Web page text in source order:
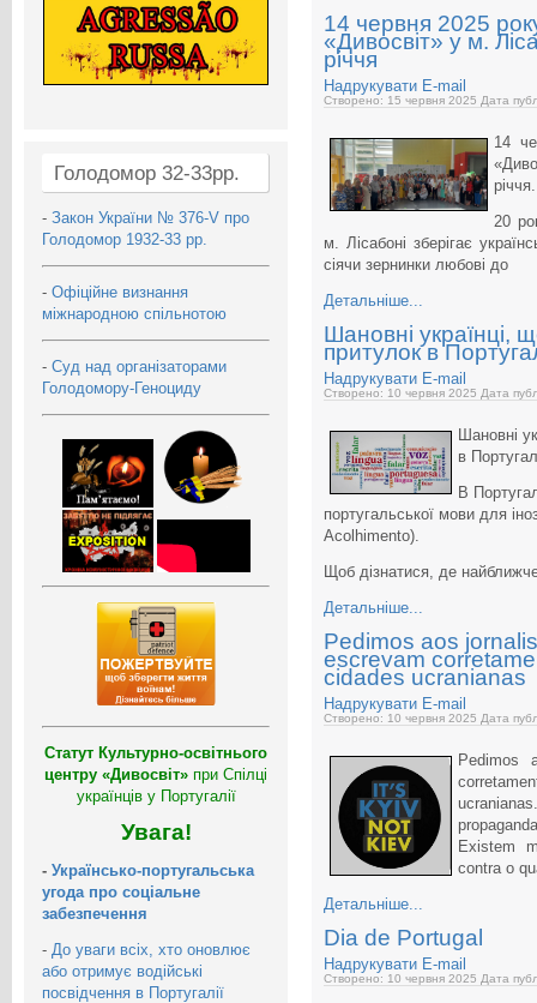
Голодомор 32-33рр.
- Закон України № 376-V про
Голодомор 1932-33 рр.
- Офіційне визнання
міжнародною спільнотою
- Суд над організаторами
Голодомору-Геноциду
Статут Культурно-освітнього
центру «Дивосвіт» при Спілці
українців у Португалії
Увага!
- Українсько-португальська
угода про соціальне
забезпечення
- До уваги всіх, хто оновлює
або отримує водійські
посвідчення в Португалії
14 червня 2025
«Дивосвіт» у м.
річчя
Надрукувати E-mail
Створено: 15 червня 2025 Дата
14
річчя.
20
м. Лісабоні зберігає
сіячи зернинки любові до
Детальніше...
Шановні українці,
притулок в
Надрукувати E-mail
Створено: 10 червня 2025 Дата
Шановні
в
В
португальської мови для
Acolhimento).
Щоб дізнатися, де
Детальніше...
Pedimos aos
escrevam
cidades ucranianas
Надрукувати E-mail
Створено: 10 червня 2025 Дата
Pedimos
Existem
contra o
Детальніше...
Dia de Portugal
Надрукувати E-mail
Створено: 10 червня 2025 Дата